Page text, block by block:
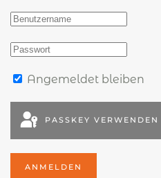
Angemeldet bleiben
PASSKEY VERWENDEN
ANMELDEN